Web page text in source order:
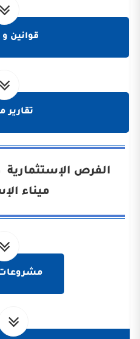
قوانين و
تقارير
الفرص
ميناء
مشروعات